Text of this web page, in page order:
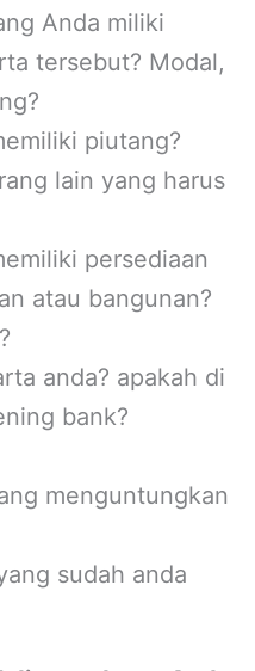
Anda miliki
tersebut? Modal,
piutang?
lain yang harus
persediaan
atau bangunan?
anda? apakah di
bank?
menguntungkan
sudah anda